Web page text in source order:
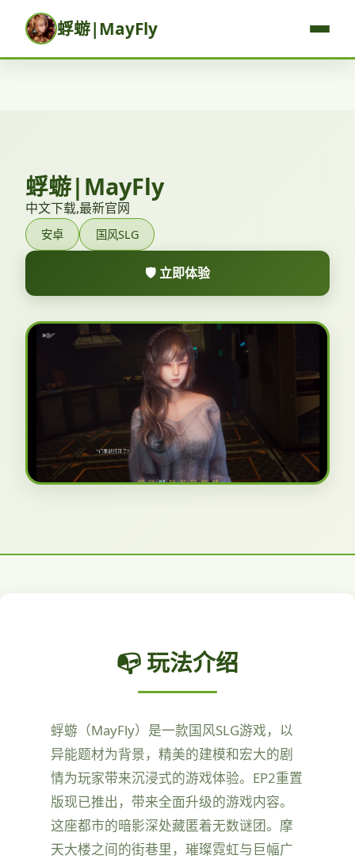
蜉蝣|MayFly
蜉蝣|MayFly
中文下载,最新官网
安卓 国风SLG
🛡️ 立即体验
📭 玩法介绍
蜉蝣（MayFly）是一款国风SLG游戏，以
异能题材为背景，精美的建模和宏大的剧
情为玩家带来沉浸式的游戏体验。EP2重置
版现已推出，带来全面升级的游戏内容。
这座都市的暗影深处藏匿着无数谜团。摩
天大楼之间的街巷里，璀璨霓虹与巨幅广